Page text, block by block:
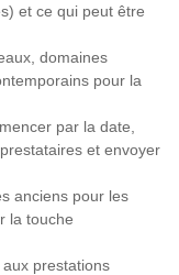
et ce qui peut être
domaines
pour la
par la date,
et envoyer
anciens pour les
la touche
aux prestations